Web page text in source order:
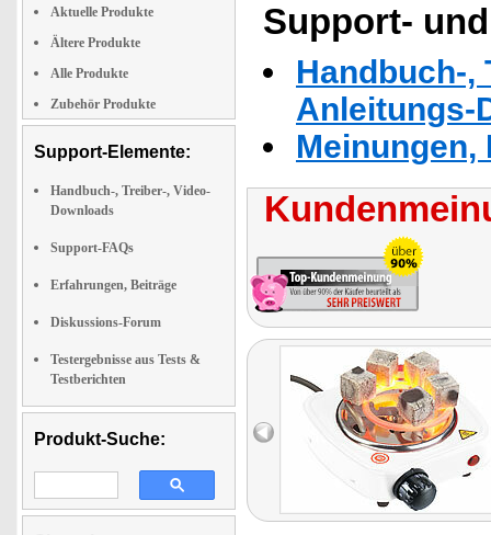
Aktuelle Produkte
Ältere Produkte
Alle Produkte
Zubehör Produkte
Support-Elemente:
Handbuch-, Treiber-, Video-
Downloads
Support-FAQs
Erfahrungen, Beiträge
Diskussions-Forum
Testergebnisse aus Tests &
Testberichten
Produkt-Suche:
Support-
Handbuch-,
Anleitungs-